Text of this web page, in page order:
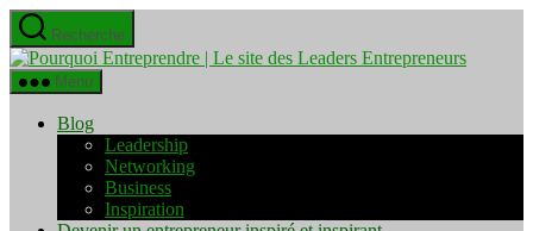
Aller
au
contenu
Recherche
Pourquoi
Menu
Blog
Leadership
Networking
Business
Inspiration